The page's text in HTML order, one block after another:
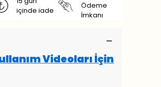
içinde iade
Ödeme
İmkanı
Videoları İçin